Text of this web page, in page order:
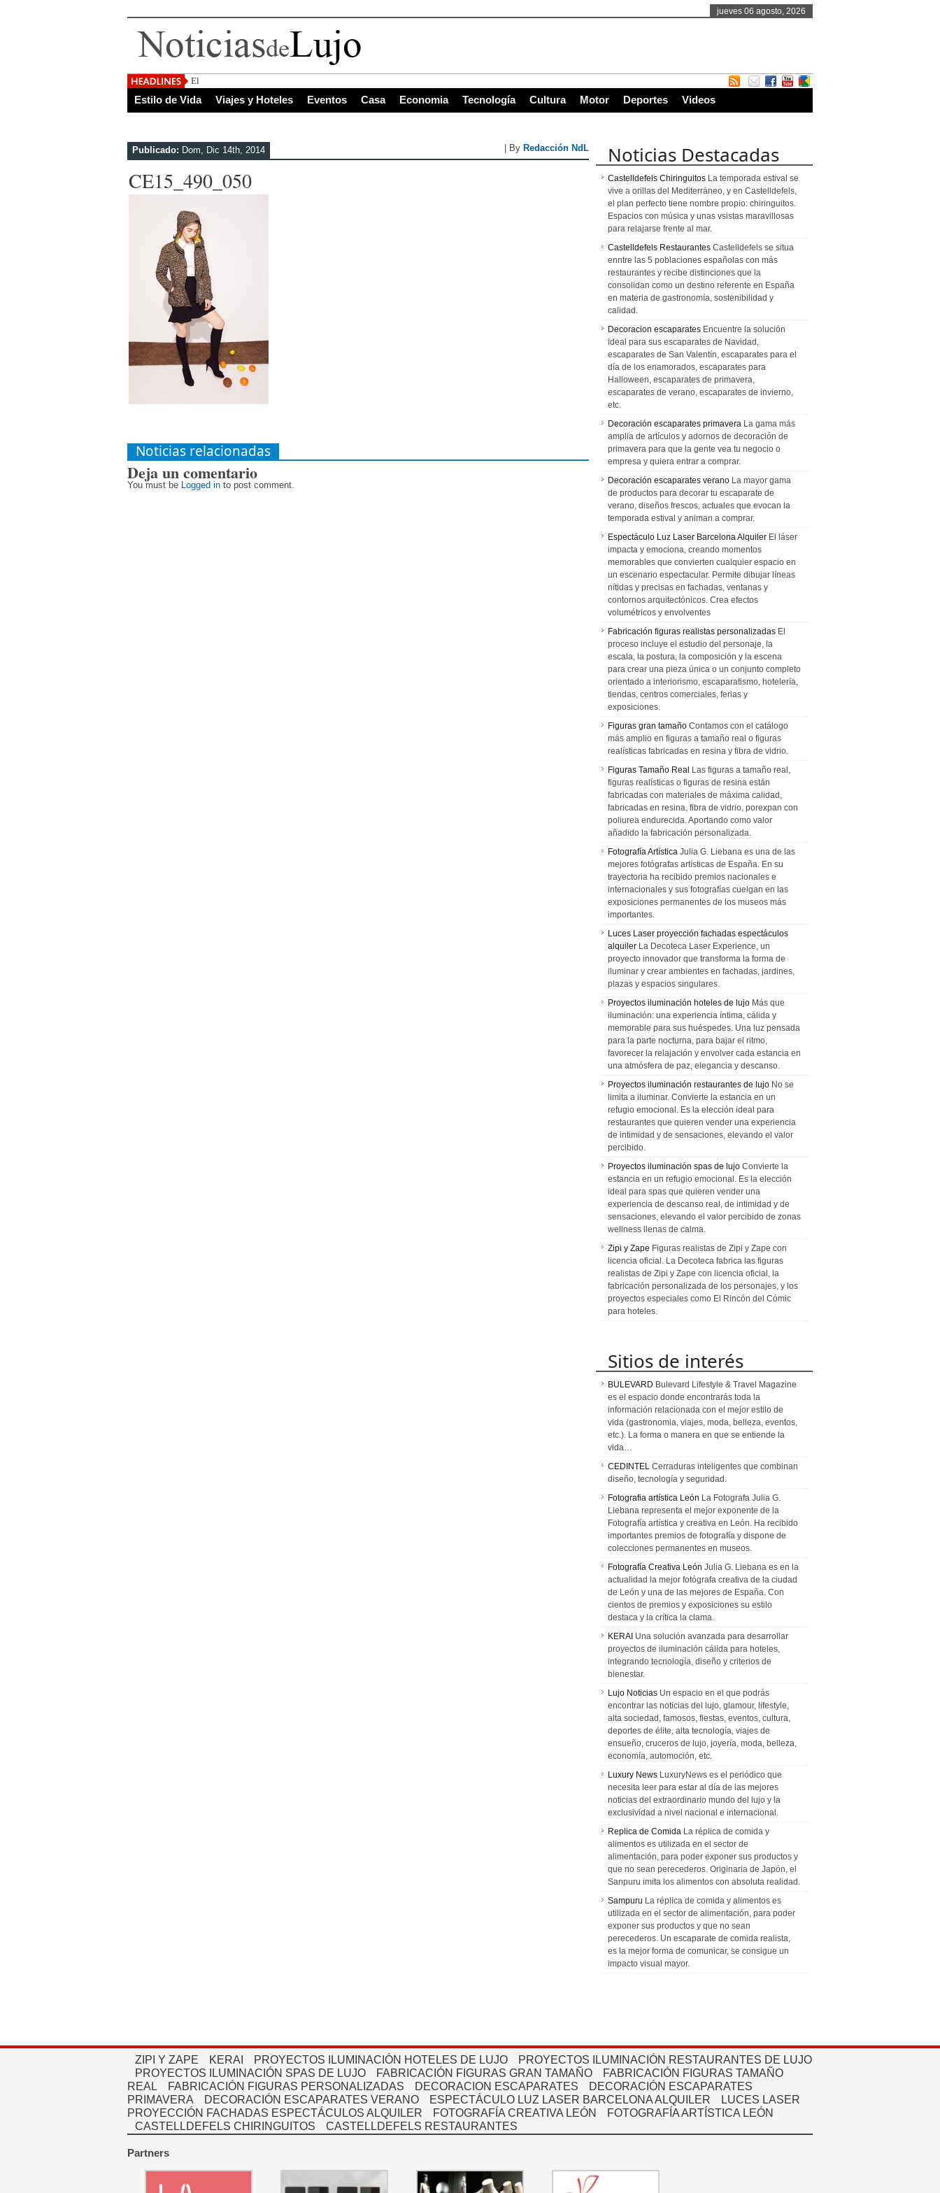
jueves 06 agosto, 2026
El Salvador, uno de los de
Estilo de Vida Viajes y Hoteles Eventos Casa Economia Tecnología Cultura Motor Deportes Videos
Publicado: Dom, Dic 14th, 2014 | By Redacción NdL
CE15_490_050
Noticias relacionadas
Deja un comentario
You must be Logged in to post comment.
Noticias Destacadas
Castelldefels Chiringuitos La temporada estival se
vive a orillas del Mediterráneo, y en Castelldefels,
el plan perfecto tiene nombre propio: chiringuitos.
Espacios con música y unas vsistas maravillosas
para relajarse frente al mar.
Castelldefels Restaurantes Castelldefels se situa
enntre las 5 poblaciones españolas con más
restaurantes y recibe distinciones que la
consolidan como un destino referente en España
en materia de gastronomía, sostenibilidad y
calidad.
Decoracion escaparates Encuentre la solución
ideal para sus escaparates de Navidad,
escaparates de San Valentín, escaparates para el
día de los enamorados, escaparates para
Halloween, escaparates de primavera,
escaparates de verano, escaparates de invierno,
etc.
Decoración escaparates primavera La gama más
amplia de artículos y adornos de decoración de
primavera para que la gente vea tu negocio o
empresa y quiera entrar a comprar.
Decoración escaparates verano La mayor gama
de productos para decorar tu escaparate de
verano, diseños frescos, actuales que evocan la
temporada estival y animan a comprar.
Espectáculo Luz Laser Barcelona Alquiler El láser
impacta y emociona, creando momentos
memorables que convierten cualquier espacio en
un escenario espectacular. Permite dibujar líneas
nítidas y precisas en fachadas, ventanas y
contornos arquitectónicos. Crea efectos
volumétricos y envolventes
Fabricación figuras realistas personalizadas El
proceso incluye el estudio del personaje, la
escala, la postura, la composición y la escena
para crear una pieza única o un conjunto completo
orientado a interiorismo, escaparatismo, hotelería,
tiendas, centros comerciales, ferias y
exposiciones.
Figuras gran tamaño Contamos con el catálogo
más amplio en figuras a tamaño real o figuras
realísticas fabricadas en resina y fibra de vidrio.
Figuras Tamaño Real Las figuras a tamaño real,
figuras realísticas o figuras de resina están
fabricadas con materiales de máxima calidad,
fabricadas en resina, fibra de vidrio, porexpan con
poliurea endurecida. Aportando como valor
añadido la fabricación personalizada.
Fotografía Artística Julia G. Liebana es una de las
mejores fotógrafas artísticas de España. En su
trayectoria ha recibido premios nacionales e
internacionales y sus fotografías cuelgan en las
exposiciones permanentes de los museos más
importantes.
Luces Laser proyección fachadas espectáculos
alquiler La Decoteca Laser Experience, un
proyecto innovador que transforma la forma de
iluminar y crear ambientes en fachadas, jardines,
plazas y espacios singulares.
Proyectos iluminación hoteles de lujo Más que
iluminación: una experiencia íntima, cálida y
memorable para sus huéspedes. Una luz pensada
para la parte nocturna, para bajar el ritmo,
favorecer la relajación y envolver cada estancia en
una atmósfera de paz, elegancia y descanso.
Proyectos iluminación restaurantes de lujo No se
limita a iluminar. Convierte la estancia en un
refugio emocional. Es la elección ideal para
restaurantes que quieren vender una experiencia
de intimidad y de sensaciones, elevando el valor
percibido.
Proyectos iluminación spas de lujo Convierte la
estancia en un refugio emocional. Es la elección
ideal para spas que quieren vender una
experiencia de descanso real, de intimidad y de
sensaciones, elevando el valor percibido de zonas
wellness llenas de calma.
Zipi y Zape Figuras realistas de Zipi y Zape con
licencia oficial. La Decoteca fabrica las figuras
realistas de Zipi y Zape con licencia oficial, la
fabricación personalizada de los personajes, y los
proyectos especiales como El Rincón del Cómic
para hoteles.
Sitios de interés
BULEVARD Bulevard Lifestyle & Travel Magazine
es el espacio donde encontrarás toda la
información relacionada con el mejor estilo de
vida (gastronomia, viajes, moda, belleza, eventos,
etc.). La forma o manera en que se entiende la
vida…
CEDINTEL Cerraduras inteligentes que combinan
diseño, tecnología y seguridad.
Fotografia artística León La Fotografa Julia G.
Liebana representa el mejor exponente de la
Fotografía artística y creativa en León. Ha recibido
importantes premios de fotografía y dispone de
colecciones permanentes en museos.
Fotografía Creativa León Julia G. Liebana es en la
actualidad la mejor fotógrafa creativa de la ciudad
de León y una de las mejores de España. Con
cientos de premios y exposiciones su estilo
destaca y la crítica la clama.
KERAI Una solución avanzada para desarrollar
proyectos de iluminación cálida para hoteles,
integrando tecnología, diseño y criterios de
bienestar.
Lujo Noticias Un espacio en el que podrás
encontrar las noticias del lujo, glamour, lifestyle,
alta sociedad, famosos, fiestas, eventos, cultura,
deportes de élite, alta tecnología, viajes de
ensueño, cruceros de lujo, joyería, moda, belleza,
economía, automoción, etc.
Luxury News LuxuryNews es el periódico que
necesita leer para estar al día de las mejores
noticias del extraordinario mundo del lujo y la
exclusividad a nivel nacional e internacional.
Replica de Comida La réplica de comida y
alimentos es utilizada en el sector de
alimentación, para poder exponer sus productos y
que no sean perecederos. Originaria de Japón, el
Sanpuru imita los alimentos con absoluta realidad.
Sampuru La réplica de comida y alimentos es
utilizada en el sector de alimentación, para poder
exponer sus productos y que no sean
perecederos. Un escaparate de comida realista,
es la mejor forma de comunicar, se consigue un
impacto visual mayor.
ZIPI Y ZAPE KERAI PROYECTOS ILUMINACIÓN HOTELES DE LUJO
PROYECTOS ILUMINACIÓN RESTAURANTES DE LUJO
PROYECTOS ILUMINACIÓN SPAS DE LUJO
FABRICACIÓN FIGURAS GRAN TAMAÑO
FABRICACIÓN FIGURAS TAMAÑO
REAL
FABRICACIÓN FIGURAS PERSONALIZADAS DECORACION ESCAPARATES
DECORACIÓN ESCAPARATES
PRIMAVERA
DECORACIÓN ESCAPARATES VERANO ESPECTÁCULO LUZ LASER BARCELONA ALQUILER
LUCES LASER
PROYECCIÓN FACHADAS ESPECTÁCULOS ALQUILER
FOTOGRAFÍA CREATIVA LEÓN
FOTOGRAFÍA ARTÍSTICA LEÓN
CASTELLDEFELS CHIRINGUITOS
CASTELLDEFELS RESTAURANTES
Partners